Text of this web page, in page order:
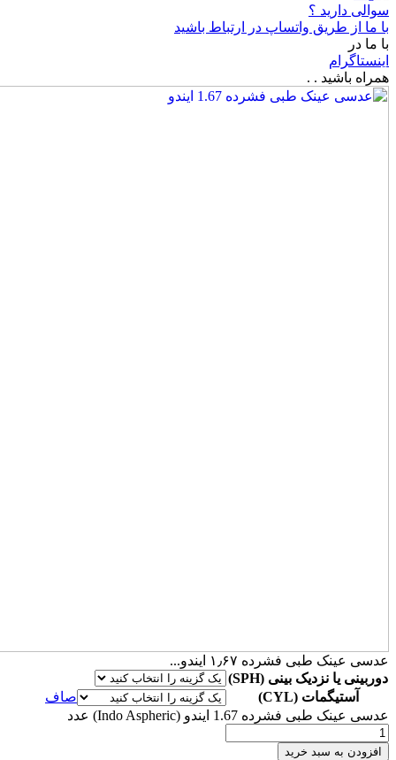
سوالی دارید ؟
با ما از طریق واتساپ در ارتباط باشید
با ما در
اینستاگرام
همراه باشید . .
عدسی عینک طبی فشرده ۱٫۶۷ ایندو...
دوربینی یا نزدیک بینی (SPH)
آستیگمات (CYL)
صاف
عدسی عینک طبی فشرده 1.67 ایندو (Indo Aspheric) عدد
افزودن به سبد خرید